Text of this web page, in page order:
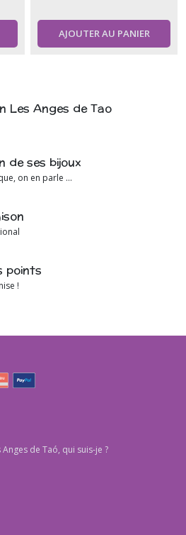
AJOUTER AU PANIER
Les Anges de Tao
de ses bijoux
on en parle ...
points
!
de Taó, qui suis-je ?